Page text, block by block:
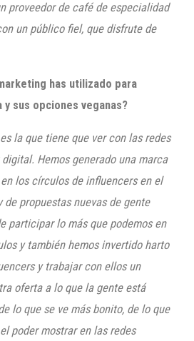
proveedor de café de especialidad
un público fiel, que disfrute de
has utilizado para
sus opciones veganas?
la que tiene que ver con las redes
Hemos generado una marca
los círculos de influencers en el
propuestas nuevas de gente
participar lo más que podemos en
y también hemos invertido harto
y trabajar con ellos un
oferta a lo que la gente está
lo que se ve más bonito, de lo que
poder mostrar en las redes